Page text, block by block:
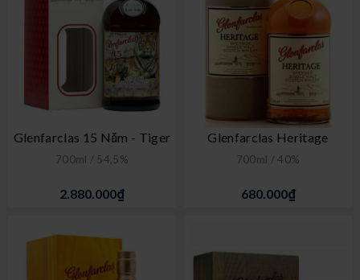
Glenfarclas 15 Năm - Tiger
700ml / 54,5%
2.880.000₫
Glenfarclas Heritage
700ml / 40%
680.000₫